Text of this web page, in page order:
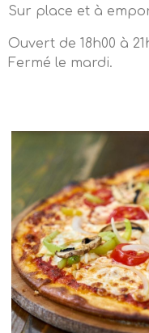
Sur place et à
Ouvert de 18h00 à
Fermé le mardi.